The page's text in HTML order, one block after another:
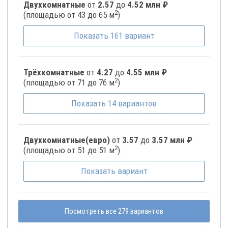
Двухкомнатные от 2.57 до 4.52 млн ₽
(площадью от 43 до 65 м2)
Показать 161 вариант
Трёхкомнатные от 4.27 до 4.55 млн ₽
(площадью от 71 до 76 м2)
Показать 14 вариантов
Двухкомнатные(евро) от 3.57 до 3.57 млн ₽
(площадью от 51 до 51 м2)
Показать вариант
Посмотреть все 279 вариантов